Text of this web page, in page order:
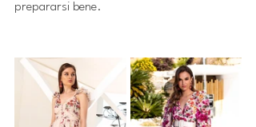
prepararsi bene.